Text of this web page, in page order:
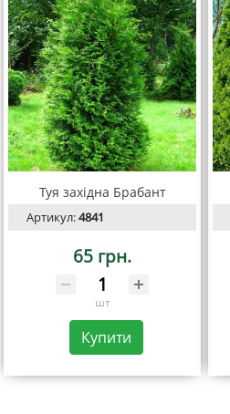
Туя західна Брабант
Артикул:4841
65 грн.
шт
Купити